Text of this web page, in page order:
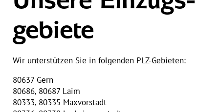
gebiete
Wir unterstützen Sie in folgenden PLZ-Gebieten:
80637 Gern
80686, 80687 Laim
80333, 80335 Maxvorstadt